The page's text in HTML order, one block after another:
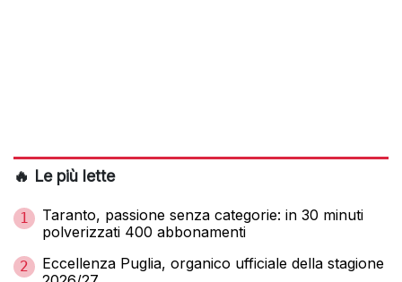
🔥 Le più lette
1
Taranto, passione senza categorie: in 30 minuti
polverizzati 400 abbonamenti
2
Eccellenza Puglia, organico ufficiale della stagione